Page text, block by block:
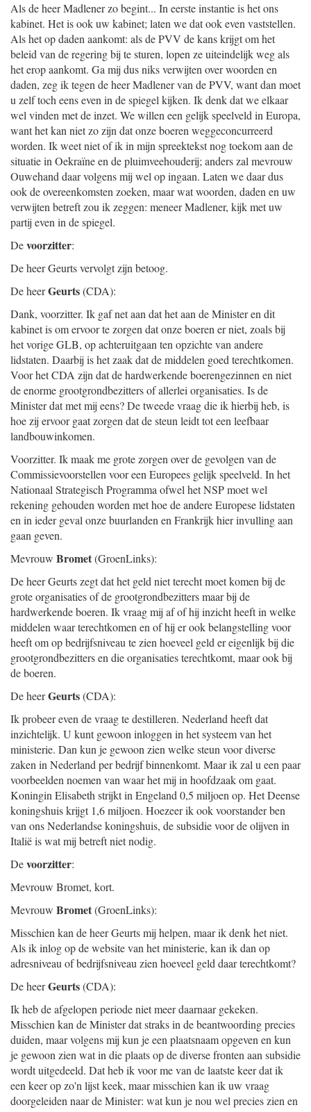
Als de heer Madlener zo begint... In eerste instantie is het ons
kabinet. Het is ook uw kabinet; laten we dat ook even vaststellen.
Als het op daden aankomt: als de PVV de kans krijgt om het
beleid van de regering bij te sturen, lopen ze uiteindelijk weg als
het erop aankomt. Ga mij dus niks verwijten over woorden en
daden, zeg ik tegen de heer Madlener van de PVV, want dan moet
u zelf toch eens even in de spiegel kijken. Ik denk dat we elkaar
wel vinden met de inzet. We willen een gelijk speelveld in Europa,
want het kan niet zo zijn dat onze boeren weggeconcurreerd
worden. Ik weet niet of ik in mijn spreektekst nog toekom aan de
situatie in Oekraïne en de pluimveehouderij; anders zal mevrouw
Ouwehand daar volgens mij wel op ingaan. Laten we daar dus
ook de overeenkomsten zoeken, maar wat woorden, daden en uw
verwijten betreft zou ik zeggen: meneer Madlener, kijk met uw
partij even in de spiegel.
Devoorzitter:
De heer Geurts vervolgt zijn betoog.
De heerGeurts(CDA):
Dank, voorzitter. Ik gaf net aan dat het aan de Minister en dit
kabinet is om ervoor te zorgen dat onze boeren er niet, zoals bij
het vorige GLB, op achteruitgaan ten opzichte van andere
lidstaten. Daarbij is het zaak dat de middelen goed terechtkomen.
Voor het CDA zijn dat de hardwerkende boerengezinnen en niet
de enorme grootgrondbezitters of allerlei organisaties. Is de
Minister dat met mij eens? De tweede vraag die ik hierbij heb, is
hoe zij ervoor gaat zorgen dat de steun leidt tot een leefbaar
landbouwinkomen.
Voorzitter. Ik maak me grote zorgen over de gevolgen van de
Commissievoorstellen voor een Europees gelijk speelveld. In het
Nationaal Strategisch Programma ofwel het NSP moet wel
rekening gehouden worden met hoe de andere Europese lidstaten
en in ieder geval onze buurlanden en Frankrijk hier invulling aan
gaan geven.
Mevrouw Bromet(GroenLinks):
De heer Geurts zegt dat het geld niet terecht moet komen bij de
grote organisaties of de grootgrondbezitters maar bij de
hardwerkende boeren. Ik vraag mij af of hij inzicht heeft in welke
middelen waar terechtkomen en of hij er ook belangstelling voor
heeft om op bedrijfsniveau te zien hoeveel geld er eigenlijk bij die
grootgrondbezitters en die organisaties terechtkomt, maar ook bij
de boeren.
De heerGeurts(CDA):
Ik probeer even de vraag te destilleren. Nederland heeft dat
inzichtelijk. U kunt gewoon inloggen in het systeem van het
ministerie. Dan kun je gewoon zien welke steun voor diverse
zaken in Nederland per bedrijf binnenkomt. Maar ik zal u een paar
voorbeelden noemen van waar het mij in hoofdzaak om gaat.
Koningin Elisabeth strijkt in Engeland 0,5 miljoen op. Het Deense
koningshuis krijgt 1,6 miljoen. Hoezeer ik ook voorstander ben
van ons Nederlandse koningshuis, de subsidie voor de olijven in
Italië is wat mij betreft niet nodig.
Devoorzitter:
Mevrouw Bromet, kort.
Mevrouw Bromet(GroenLinks):
Misschien kan de heer Geurts mij helpen, maar ik denk het niet.
Als ik inlog op de website van het ministerie, kan ik dan op
adresniveau of bedrijfsniveau zien hoeveel geld daar terechtkomt?
De heerGeurts(CDA):
Ik heb de afgelopen periode niet meer daarnaar gekeken.
Misschien kan de Minister dat straks in de beantwoording precies
duiden, maar volgens mij kun je een plaatsnaam opgeven en kun
je gewoon zien wat in die plaats op de diverse fronten aan subsidie
wordt uitgedeeld. Dat heb ik voor me van de laatste keer dat ik
een keer op zo'n lijst keek, maar misschien kan ik uw vraag
doorgeleiden naar de Minister: wat kun je nou wel precies zien en